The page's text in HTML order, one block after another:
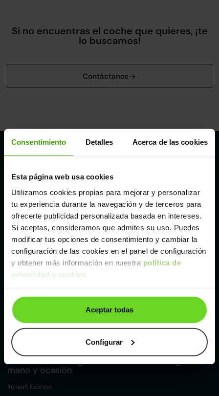
Consentimiento Detalles Acerca de las cookies
Esta página web usa cookies
Utilizamos cookies propias para mejorar y personalizar
tu experiencia durante la navegación y de terceros para
ofrecerte publicidad personalizada basada en intereses.
Si aceptas, consideramos que admites su uso. Puedes
modificar tus opciones de consentimiento y cambiar la
configuración de las cookies en el panel de configuración
y obtener más información en nuestra política de
privacidad y cookies
Aceptar todas
Configurar
Si no encuentras el coche que quieres, ¡te
lo buscamos!
Nuestros puntos de venta Clicars:
Alicante
Córdoba
Madrid
Málaga
Valencia
Zaragoza
Otros coches Furgoneta de Renault de segunda
mano y ocasión
Renault Express